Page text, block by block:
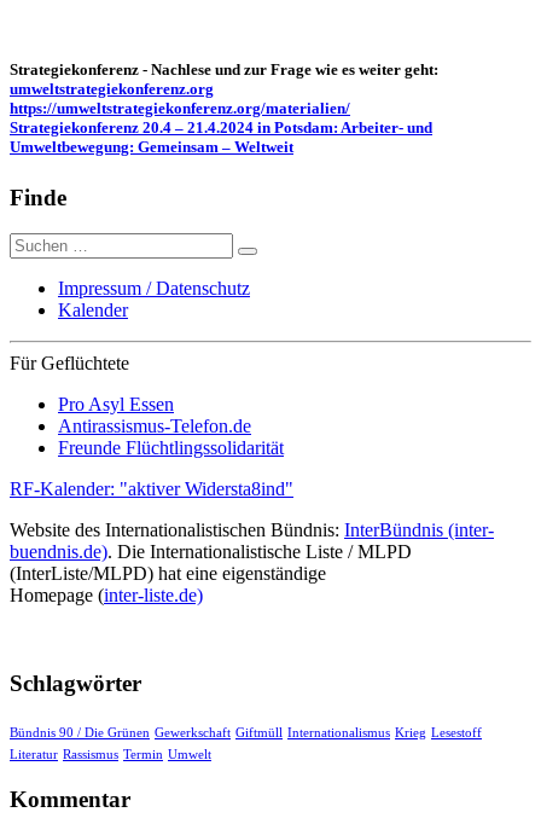
Strategiekonferenz - Nachlese und zur Frage wie es weiter geht:
umweltstrategiekonferenz.org
https://umweltstrategiekonferenz.org/materialien/
Strategiekonferenz 20.4 – 21.4.2024 in Potsdam: Arbeiter- und
Umweltbewegung: Gemeinsam – Weltweit
Finde
Suche
nach:
Impressum / Datenschutz
Kalender
Für Geflüchtete
Pro Asyl Essen
Antirassismus-Telefon.de
Freunde Flüchtlingssolidarität
RF-Kalender: "aktiver Widersta8ind"
Website des Internationalistischen Bündnis: InterBündnis (inter-
buendnis.de). Die Internationalistische Liste / MLPD
(InterListe/MLPD) hat eine eigenständige
Homepage (inter-liste.de)
Schlagwörter
Bündnis 90 / Die Grünen Gewerkschaft Giftmüll Internationalismus Krieg Lesestoff
Literatur Rassismus Termin Umwelt
Kommentar